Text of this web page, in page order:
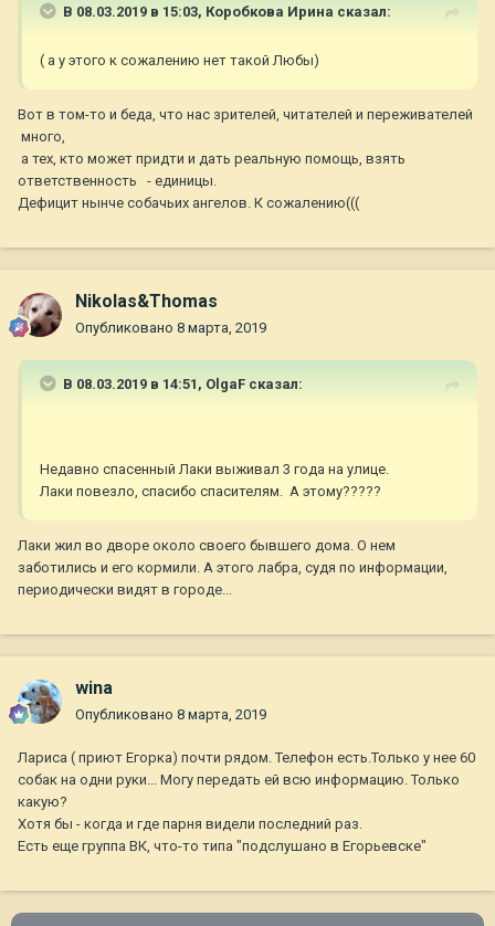
В 08.03.2019 в 15:03, Коробкова Ирина сказал:
( а у этого к сожалению нет такой Любы)
Вот в том-то и беда, что нас зрителей, читателей и переживателей
много,
а тех, кто может придти и дать реальную помощь, взять
ответственность - единицы.
Дефицит нынче собачьих ангелов. К сожалению(((
Nikolas&Thomas
Опубликовано 8 марта, 2019
В 08.03.2019 в 14:51, OlgaF сказал:
Недавно спасенный Лаки выживал 3 года на улице.
Лаки повезло, спасибо спасителям. А этому?????
Лаки жил во дворе около своего бывшего дома. О нем
заботились и его кормили. А этого лабра, судя по информации,
периодически видят в городе...
wina
Опубликовано 8 марта, 2019
Лариса ( приют Егорка) почти рядом. Телефон есть.Только у нее 60
собак на одни руки... Могу передать ей всю информацию. Только
какую?
Хотя бы - когда и где парня видели последний раз.
Есть еще группа ВК, что-то типа "подслушано в Егорьевске"